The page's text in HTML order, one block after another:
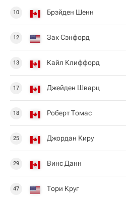
10 Брэйден Шенн
12 Зак Сэнфорд
13 Кайл Клиффорд
17 Джейден Шварц
18 Роберт Томас
25 Джордан Киру
29 Винс Данн
47 Тори Круг